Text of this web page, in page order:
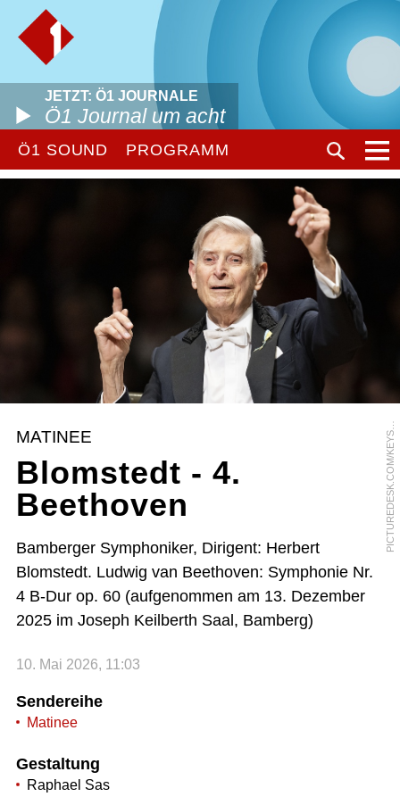
JETZT: Ö1 JOURNALE
Ö1 Journal um acht
Ö1 SOUND PROGRAMM
P
I
C
T
U
R
E
D
E
S
K
.
C
O
M
/
K
E
Y
S
T
O
N
E
/
G
A
E
T
A
N
B
A
L
L
Y
MATINEE
Blomstedt - 4.
Beethoven
Bamberger Symphoniker, Dirigent: Herbert
Blomstedt. Ludwig van Beethoven: Symphonie Nr.
4 B-Dur op. 60 (aufgenommen am 13. Dezember
2025 im Joseph Keilberth Saal, Bamberg)
10. Mai 2026, 11:03
Sendereihe
Matinee
Gestaltung
Raphael Sas